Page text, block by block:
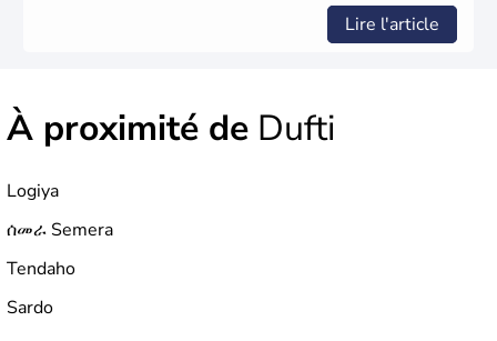
Lire l'article
À proximité de Dufti
Logiya
ሰመራ Semera
Tendaho
Sardo